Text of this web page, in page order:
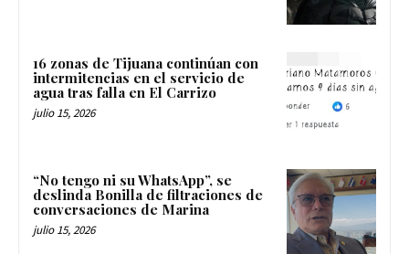
16 zonas de Tijuana continúan con
intermitencias en el servicio de
agua tras falla en El Carrizo
julio 15, 2026
“No tengo ni su WhatsApp”, se
deslinda Bonilla de filtraciones de
conversaciones de Marina
julio 15, 2026